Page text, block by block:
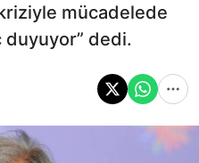
mücadelede
duyuyor” dedi.